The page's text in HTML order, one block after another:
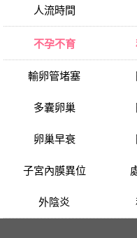
人流時間
不孕不育
輸卵管堵塞
多囊卵巢
卵巢早衰
子宮內膜異位
外陰炎